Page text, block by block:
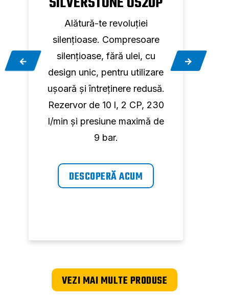
Alătură-te revoluției
silențioase. Compresoare
silențioase, fără ulei, cu
design unic, pentru utilizare
ușoară și întreținere redusă.
Rezervor de 10 l, 2 CP, 230
l/min și presiune maximă de
9 bar.
DESCOPERĂ ACUM
VEZI MAI MULTE PRODUSE